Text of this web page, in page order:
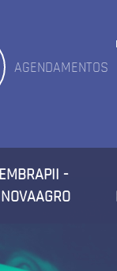
AGENDAMENTOS
EMBRAPII -
INOVAAGRO